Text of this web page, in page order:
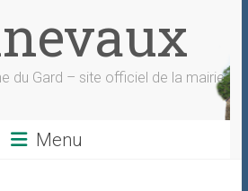
du Gard – site officiel de la mairie
Menu